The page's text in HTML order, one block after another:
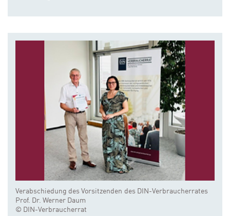
Verabschiedung des Vorsitzenden des DIN-Verbraucherrates
Prof. Dr. Werner Daum
© DIN-Verbraucherrat